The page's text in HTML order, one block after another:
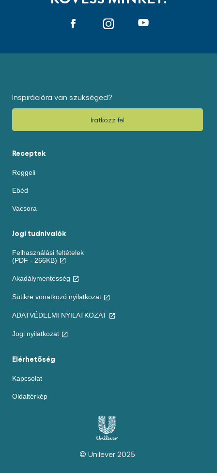
Inspirációra van szükséged?
Receptek
Reggeli
Ebéd
Vacsora
Jogi tudnivalók
Felhasználási feltételek
(PDF - 266KB)
Akadálymentesség
Sütikre vonatkozó nyilatkozat
ADATVÉDELMI NYILATKOZAT
Beállítások
Jogi nyilatkozat
Elérhetőség